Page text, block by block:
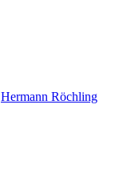
Hermann Röchling